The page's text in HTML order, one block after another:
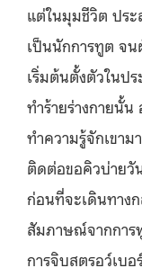
แต่ในมุมชีวิต ปร
เป็นนักการทูต จน
เริ่มต้นตั้งตัวในป
ทำร้ายร่างกายนั้น
ทำความรู้จักเขา
ติดต่อขอคิวบ่ายวั
ก่อนที่จะเดินทาง
สัมภาษณ์จากการ
การจิบสตรอว์เบอ